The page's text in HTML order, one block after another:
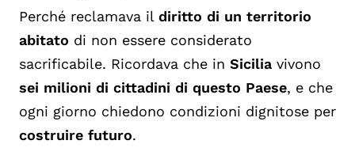
Perché reclamava il diritto di un territorio
abitato di non essere considerato
sacrificabile. Ricordava che in Sicilia vivono
sei milioni di cittadini di questo Paese, e che
ogni giorno chiedono condizioni dignitose per
costruire futuro.